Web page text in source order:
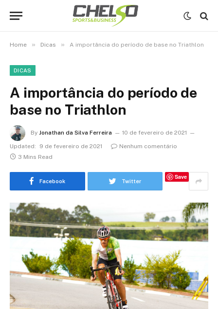
Home » Dicas » A importância do período de base no Triathlon
DICAS
A importância do período de
base no Triathlon
By Jonathan da Silva Ferreira
10 de fevereiro de 2021
Updated:
9 de fevereiro de 2021
Nenhum comentário
3 Mins Read
Facebook Twitter
Save